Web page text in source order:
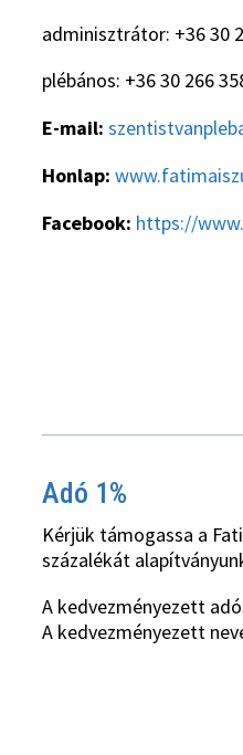
adminisztrátor: +36 30
plébános: +36 30 266
E-mail:
Honlap:
Facebook: https://
Adó 1%
Kérjük támogassa a
százalékát
A kedvezményezett
A kedvezményezett